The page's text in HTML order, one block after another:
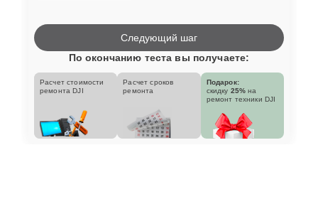
Следующий шаг
По окончанию теста вы получаете:
Расчет стоимости
ремонта DJI
Расчет сроков
ремонта
Подарок:
скидку 25% на
ремонт техники DJI